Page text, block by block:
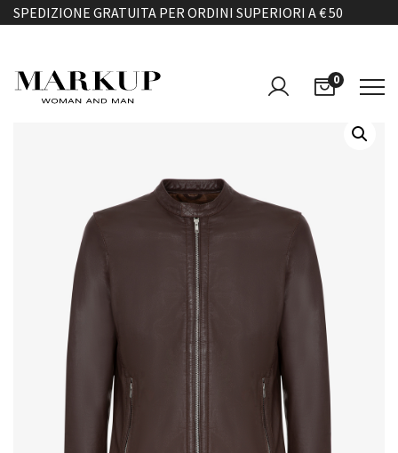
SPEDIZIONE GRATUITA PER ORDINI SUPERIORI A € 50
0